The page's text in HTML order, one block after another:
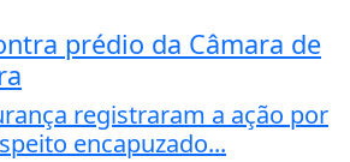
prédio da Câmara de
registraram a ação por
encapuzado...